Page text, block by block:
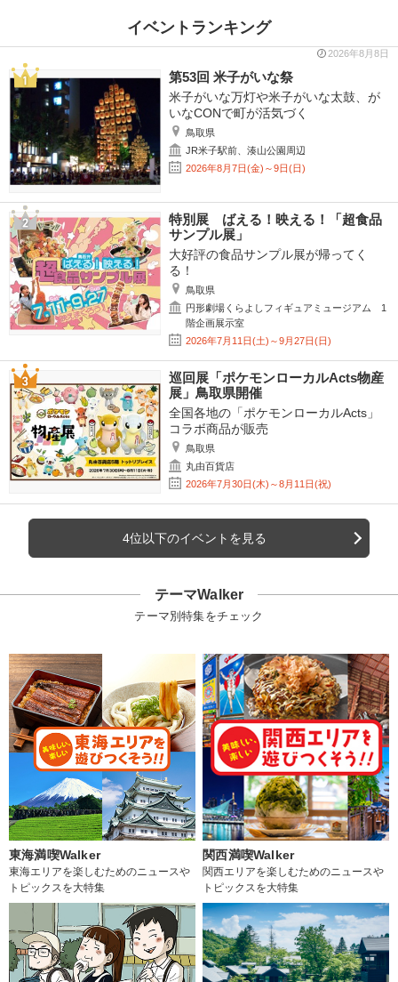
イベントランキング
2026年8月8日
第53回 米子がいな祭
米子がいな万灯や米子がいな太鼓、が
いなCONで町が活気づく
鳥取県
JR米子駅前、湊山公園周辺
2026年8月7日(金)～9日(日)
特別展 ばえる！映える！「超食品
サンプル展」
大好評の食品サンプル展が帰ってく
る！
鳥取県
円形劇場くらよしフィギュアミュージアム 1
階企画展示室
2026年7月11日(土)～9月27日(日)
巡回展「ポケモンローカルActs物産
展」鳥取県開催
全国各地の「ポケモンローカルActs」
コラボ商品が販売
鳥取県
丸由百貨店
2026年7月30日(木)～8月11日(祝)
4位以下のイベントを見る
テーマWalker
テーマ別特集をチェック
東海満喫Walker
東海エリアを楽しむためのニュースや
トピックスを大特集
関西満喫Walker
関西エリアを楽しむためのニュースや
トピックスを大特集